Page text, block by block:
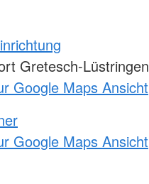
Gretesch-Lüstringen
Google Maps Ansicht
Google Maps Ansicht